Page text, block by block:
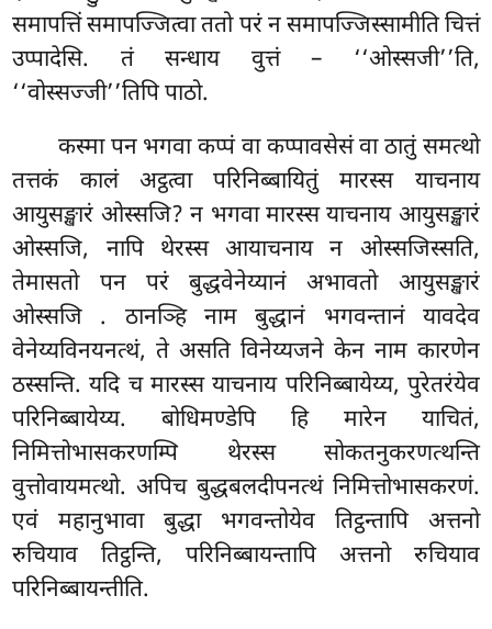
समापत्तिं समापज्जित्वा ततो परं न समापज्जिस्सामीति चित्तं
उप्पादेसि. तं सन्धाय वुत्तं – ‘‘ओस्सजी’’ति,
‘‘वोस्सज्जी’’तिपि पाठो.
कस्मा पन भगवा कप्पं वा कप्पावसेसं वा ठातुं समत्थो
तत्तकं कालं अट्ठत्वा परिनिब्बायितुं मारस्स याचनाय
आयुसङ्खारं ओस्सजि? न भगवा मारस्स याचनाय आयुसङ्खारं
ओस्सजि, नापि थेरस्स आयाचनाय न ओस्सजिस्सति,
तेमासतो पन परं बुद्धवेनेय्यानं अभावतो आयुसङ्खारं
ओस्सजि . ठानञ्हि नाम बुद्धानं भगवन्तानं यावदेव
वेनेय्यविनयनत्थं, ते असति विनेय्यजने केन नाम कारणेन
ठस्सन्ति. यदि च मारस्स याचनाय परिनिब्बायेय्य, पुरेतरंयेव
परिनिब्बायेय्य. बोधिमण्डेपि हि मारेन याचितं,
निमित्तोभासकरणम्पि थेरस्स सोकतनुकरणत्थन्ति
वुत्तोवायमत्थो. अपिच बुद्धबलदीपनत्थं निमित्तोभासकरणं.
एवं महानुभावा बुद्धा भगवन्तोयेव तिट्ठन्तापि अत्तनो
रुचियाव तिट्ठन्ति, परिनिब्बायन्तापि अत्तनो रुचियाव
परिनिब्बायन्तीति.